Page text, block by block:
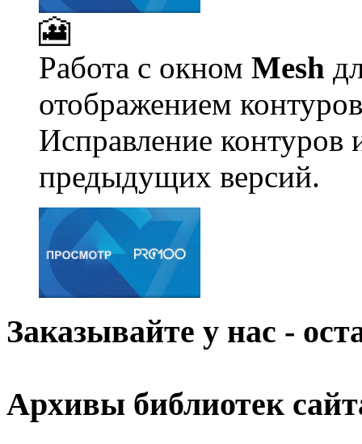
🎦
Работа с окном Mesh
отображением
Исправление
предыдущих версий.
Заказывайте у нас -
Архивы библиотек